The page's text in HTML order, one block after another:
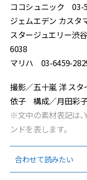
ココシュニック 03-
ジェムエデン カス
スタージュエリー渋
6038
マリハ 03-6459-
撮影／五十嵐 洋 ス
依子 構成／月田彩子
※文中の素材表記は、
ンドを表します。
合わせて読みたい